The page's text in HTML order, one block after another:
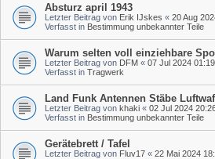
Absturz april 1943
Letzter Beitrag von Erik IJskes « 20 Aug
Verfasst in Bestimmung unbekannter Teile
Warum selten voll einziehbare
Letzter Beitrag von DFM « 07 Jul 2024 01:19
Verfasst in Tragwerk
Land Funk Antennen Stäbe
Letzter Beitrag von khaki « 02 Jul 2024
Verfasst in Bestimmung unbekannter Teile
Gerätebrett / Tafel
Letzter Beitrag von Fluv17 « 22 Mai 2024